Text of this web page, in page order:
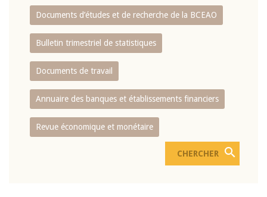
Documents d’études et de recherche de la BCEAO
Bulletin trimestriel de statistiques
Documents de travail
Annuaire des banques et établissements financiers
Revue économique et monétaire